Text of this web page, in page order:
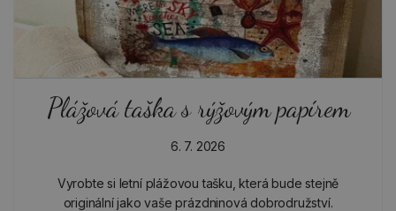
Plážová taška s rýžovým papírem
6. 7. 2026
Vyrobte si letní plážovou tašku, která bude stejně
originální jako vaše prázdninová dobrodružství.